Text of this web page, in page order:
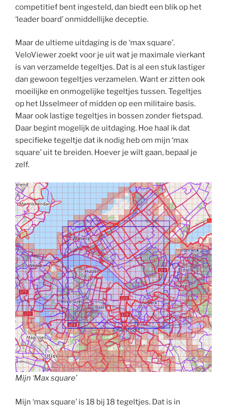
competitief bent ingesteld, dan biedt een blik op het
‘leader board’ onmiddellijke deceptie.
Maar de ultieme uitdaging is de ‘max square’.
VeloViewer zoekt voor je uit wat je maximale vierkant
is van verzamelde tegeltjes. Dat is al een stuk lastiger
dan gewoon tegeltjes verzamelen. Want er zitten ook
moeilijke en onmogelijke tegeltjes tussen. Tegeltjes
op het IJsselmeer of midden op een militaire basis.
Maar ook lastige tegeltjes in bossen zonder fietspad.
Daar begint mogelijk de uitdaging. Hoe haal ik dat
specifieke tegeltje dat ik nodig heb om mijn ‘max
square’ uit te breiden. Hoever je wilt gaan, bepaal je
zelf.
Mijn ‘Max square’
Mijn ‘max square’ is 18 bij 18 tegeltjes. Dat is in